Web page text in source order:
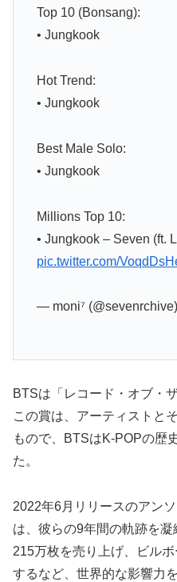
Top 10 (Bonsang):
• Jungkook
Hot Trend:
• Jungkook
Best Male Solo:
• Jungkook
Millions Top 10:
• Jungkook – Seven (ft.
pic.twitter.com/
— moni⁷ (@sevenrchive)
BTSは「レコード・オブ・
この賞は、アーティストと
もので、BTSはK-POPの歴
た。
2022年6月リリースのアン
は、彼らの9年間の軌跡を
215万枚を売り上げ、ビル
するなど、世界的な影響力